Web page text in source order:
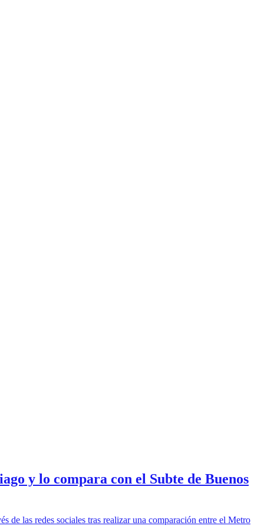
y lo compara con el Subte de Buenos
las redes sociales tras realizar una comparación entre el Metro